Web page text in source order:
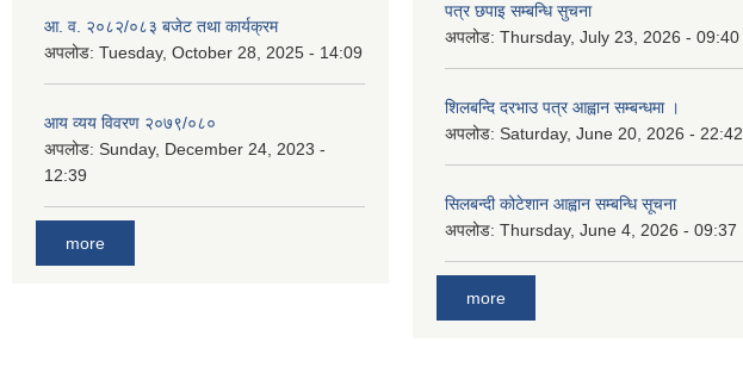
आ. व. २०८२/०८३ बजेट तथा कार्यक्रम
अपलोड: Tuesday, October 28, 2025 - 14:09
आय व्यय विवरण २०७९/०८०
अपलोड: Sunday, December 24, 2023 -
12:39
more
पत्र छपाइ सम्बन्धि सुचना
अपलोड: Thursday, July 23, 2026 - 09:40
शिलबन्दि दरभाउ पत्र आह्वान सम्बन्धमा ।
अपलोड: Saturday, June 20, 2026 - 22:42
सिलबन्दी कोटेशान आह्वान सम्बन्धि सूचना
अपलोड: Thursday, June 4, 2026 - 09:37
more